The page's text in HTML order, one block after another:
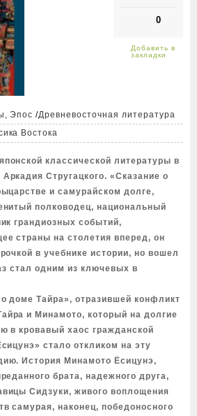
0
Эпос /Древневосточная литература
Востока
классической литературы в
Стругацкого. «Сказание о
и самурайском долге,
полководец, национальный
грандиозных событий,
страны на столетия вперед, он
в учебнике истории, но вошел
стал одним из ключевых в
доме Тайра», отразившей конфликт
и Минамото, который на долгие
в кровавый хаос гражданской
стало откликом на эту
История Минамото Ёсицунэ,
брата, надежного друга,
Сидзуки, живого воплощения
самурая, наконец, победоносного